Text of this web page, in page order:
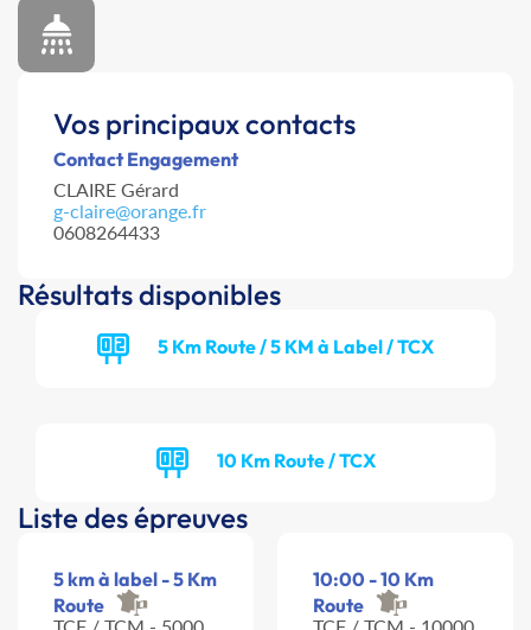
Vos principaux contacts
Contact Engagement
CLAIRE Gérard
g-claire@orange.fr
0608264433
Résultats disponibles
5 Km Route / 5 KM à Label / TCX
10 Km Route / TCX
Liste des épreuves
5 km à label - 5 Km
Route
10:00 - 10 Km
Route